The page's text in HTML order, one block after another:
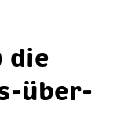
die
über­